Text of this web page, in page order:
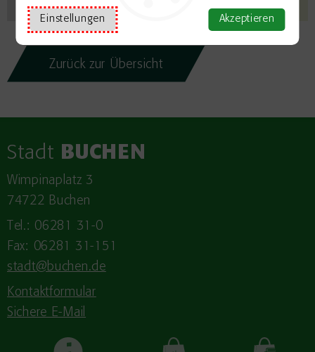
Einstellungen Akzeptieren
Zurück zur Übersicht
Stadt BUCHEN
Wimpinaplatz 3
74722 Buchen
Tel.: 06281 31-0
Fax: 06281 31-151
stadt@buchen.de
Kontaktformular
Sichere E-Mail